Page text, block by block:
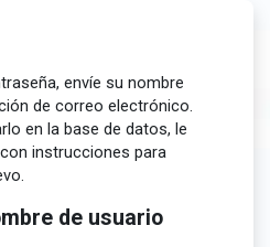
envíe su nombre
de correo electrónico.
en la base de datos, le
instrucciones para
de usuario
de usuario